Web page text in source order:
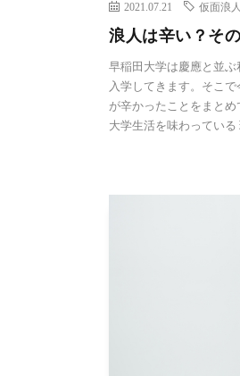
2021.07.21 仮面浪人
浪人は辛い？そ
早稲田大学は慶應と並ぶ
入学してきます。そこ
が辛かったことをまと
大学生活を味わってい